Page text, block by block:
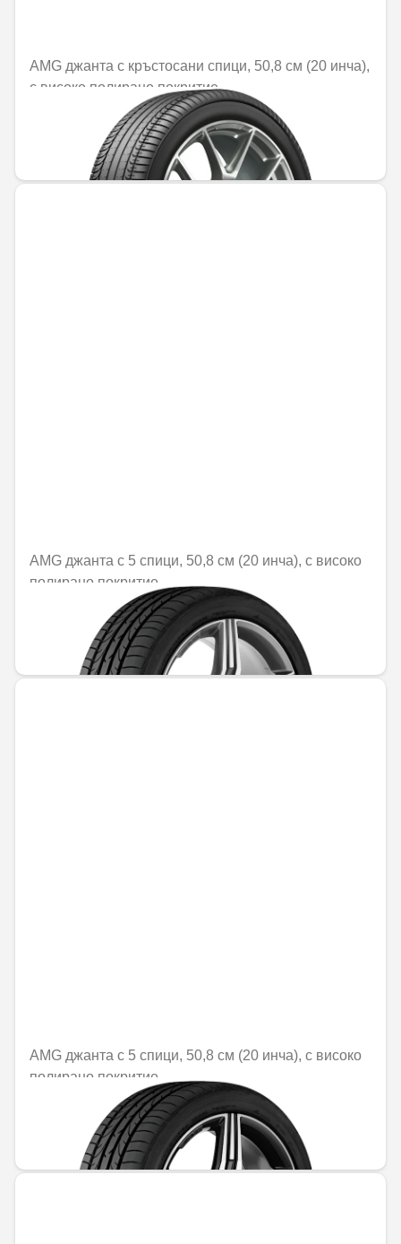
AMG джанта с кръстосани спици, 50,8 см (20 инча),
с високо полирано покритие
Не е налично онлайн
1421,84 € / 2780,89 лв.
AMG джанта с 5 спици, 50,8 см (20 инча), с високо
полирано покритие
Не е налично онлайн
1470,25 € / 2875,56 лв.
AMG джанта с 5 спици, 50,8 см (20 инча), с високо
полирано покритие
Не е налично онлайн
1470,25 € / 2875,56 лв.